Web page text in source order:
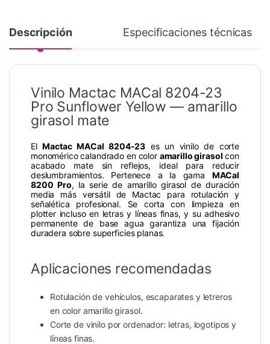
Descripción Especificaciones técnicas
Vinilo Mactac MACal 8204-23
Pro Sunflower Yellow — amarillo
girasol mate
ElMactac MACal 8204-23 es un vinilo de corte
monomérico calandrado en color amarillo girasol con
acabado mate sin reflejos, ideal para reducir
deslumbramientos. Pertenece a la gama MACal
8200 Pro, la serie de amarillo girasol de duración
media más versátil de Mactac para rotulación y
señalética profesional. Se corta con limpieza en
plotter incluso en letras y líneas finas, y su adhesivo
permanente de base agua garantiza una fijación
duradera sobre superficies planas.
Aplicaciones recomendadas
Rotulación de vehículos, escaparates y letreros
en color amarillo girasol.
Corte de vinilo por ordenador: letras, logotipos y
líneas finas.